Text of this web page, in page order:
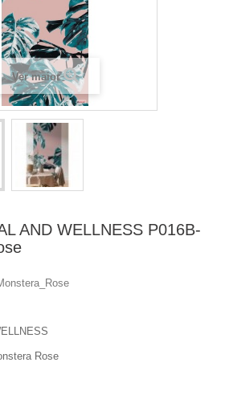
Ver maior
AND WELLNESS P016B-
Rose